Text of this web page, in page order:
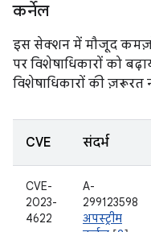
कर्नेल
इस सेक्शन में मौजूद
पर विशेषाधिकारों को
विशेषाधिकारों की ज़रूरत
CVE संदर्भ
CVE-
2023-
4622
A-
299123598
अपस्ट्रीम